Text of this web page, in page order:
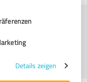
Details zeigen